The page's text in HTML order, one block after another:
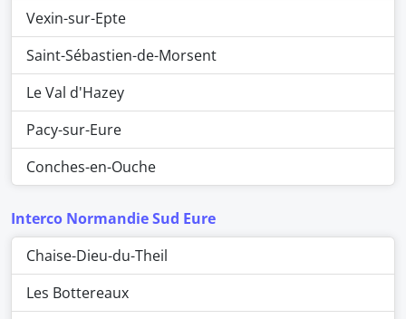
Vexin-sur-Epte
Saint-Sébastien-de-Morsent
Le Val d'Hazey
Pacy-sur-Eure
Conches-en-Ouche
Interco Normandie Sud Eure
Chaise-Dieu-du-Theil
Les Bottereaux